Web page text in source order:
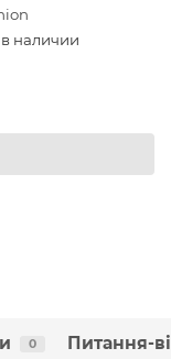
наличии
0 Питання-